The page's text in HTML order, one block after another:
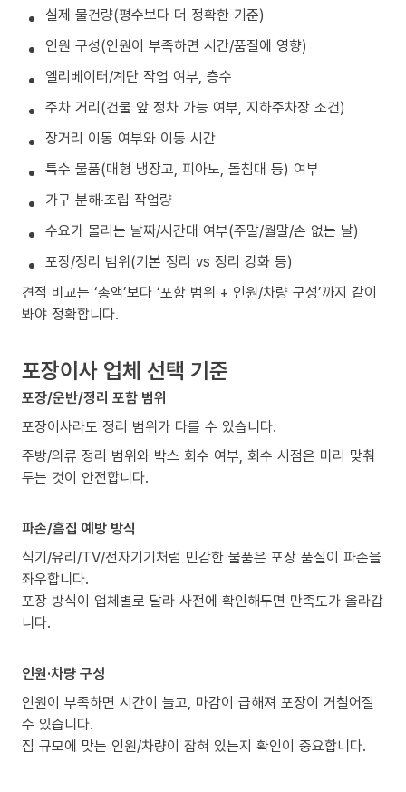
실제 물건량(평수보다 더 정확한 기준)
인원 구성(인원이 부족하면 시간/품질에 영향)
엘리베이터/계단 작업 여부, 층수
주차 거리(건물 앞 정차 가능 여부, 지하주차장 조건)
장거리 이동 여부와 이동 시간
특수 물품(대형 냉장고, 피아노, 돌침대 등) 여부
가구 분해·조립 작업량
수요가 몰리는 날짜/시간대 여부(주말/월말/손 없는 날)
포장/정리 범위(기본 정리 vs 정리 강화 등)
견적 비교는 ‘총액’보다 ‘포함 범위 + 인원/차량 구성’까지 같이
봐야 정확합니다.
포장이사 업체 선택 기준
포장/운반/정리 포함 범위
포장이사라도 정리 범위가 다를 수 있습니다.
주방/의류 정리 범위와 박스 회수 여부, 회수 시점은 미리 맞춰
두는 것이 안전합니다.
파손/흠집 예방 방식
식기/유리/TV/전자기기처럼 민감한 물품은 포장 품질이 파손을
좌우합니다.
포장 방식이 업체별로 달라 사전에 확인해두면 만족도가 올라갑
니다.
인원·차량 구성
인원이 부족하면 시간이 늘고, 마감이 급해져 포장이 거칠어질
수 있습니다.
짐 규모에 맞는 인원/차량이 잡혀 있는지 확인이 중요합니다.